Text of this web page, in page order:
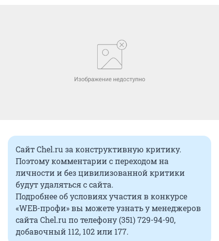
Сайт Chel.ru за конструктивную критику.
Поэтому комментарии с переходом на
личности и без цивилизованной критики
будут удаляться с сайта.
Подробнее об условиях участия в конкурсе
«WEB-профи» вы можете узнать у менеджеров
сайта Chel.ru по телефону (351) 729-94-90,
добавочный 112, 102 или 177.